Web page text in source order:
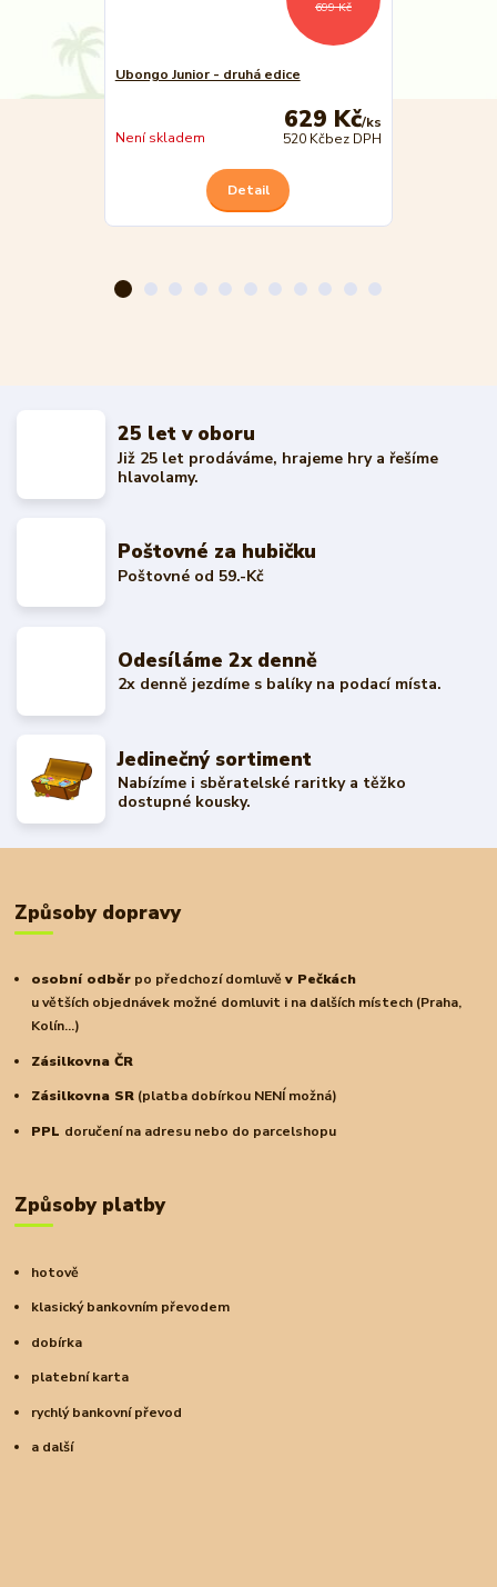
699 Kč
Ubongo Junior - druhá edice
629 Kč/ks
520 Kčbez DPH
Není skladem
Detail
25 let v oboru
Již 25 let prodáváme, hrajeme hry a řešíme
hlavolamy.
Poštovné za hubičku
Poštovné od 59.-Kč
Odesíláme 2x denně
2x denně jezdíme s balíky na podací místa.
Jedinečný sortiment
Nabízíme i sběratelské raritky a těžko
dostupné kousky.
Způsoby dopravy
osobní odběr po předchozí domluvěv Pečkách
u větších objednávek možné domluvit i na dalších místech (Praha,
Kolín...)
Zásilkovna ČR
Zásilkovna SR (platba dobírkou NENÍ možná)
PPL doručení na adresu nebo do parcelshopu
Způsoby platby
hotově
klasický bankovním převodem
dobírka
platební karta
rychlý bankovní převod
a další